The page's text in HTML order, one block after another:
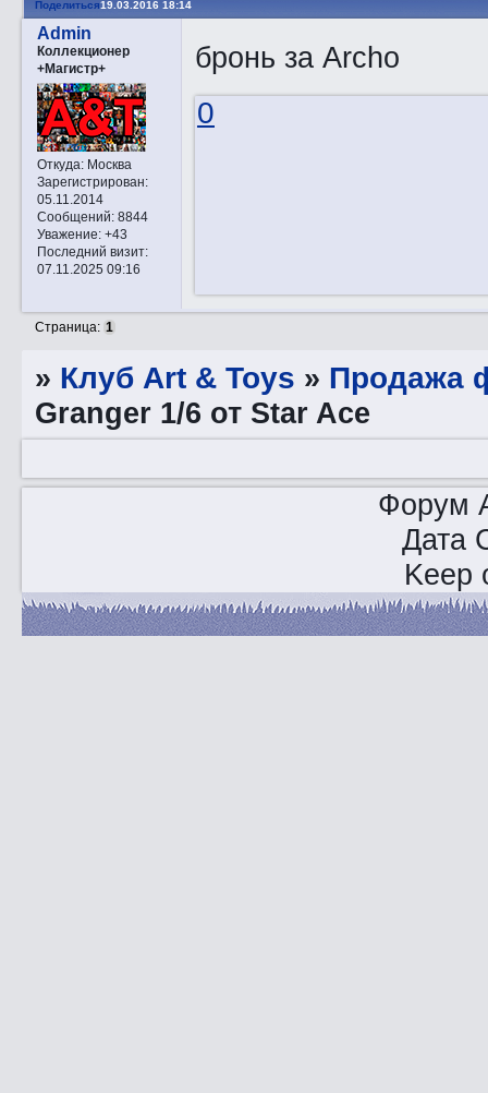
Поделиться19.03.2016 18:14
Admin
Коллекционер
+Магистр+
Откуда:Москва
Зарегистрирован:
05.11.2014
Сообщений:8844
Уважение: +43
Последний визит:
07.11.2025 09:16
бронь за Archo
0
Страница: 1
» Клуб Art & Toys » Продажа
Granger 1/6 от Star Ace
Форум
Дата
Keep